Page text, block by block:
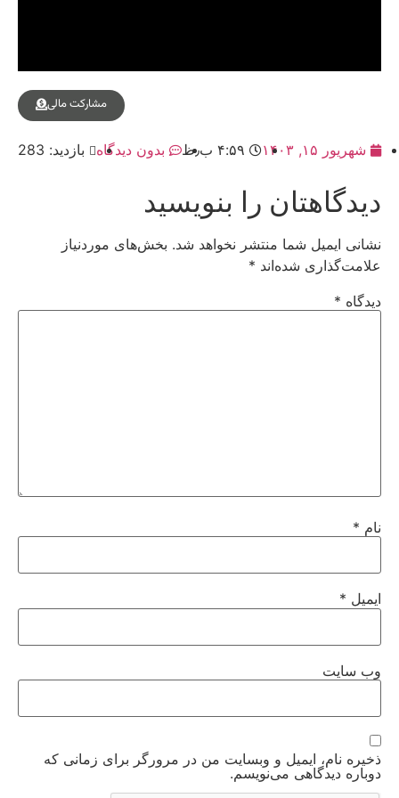
مشارکت مالی
شهریور ۱۵, ۱۴۰۳ ۴:۵۹ ب٫ظ بدون دیدگاه بازدید: 283
دیدگاهتان را بنویسید
نشانی ایمیل شما منتشر نخواهد شد. بخش‌های موردنیاز
علامت‌گذاری شده‌اند *
دیدگاه *
نام *
ایمیل *
وب‌ سایت
ذخیره نام، ایمیل و وبسایت من در مرورگر برای زمانی که
دوباره دیدگاهی می‌نویسم.